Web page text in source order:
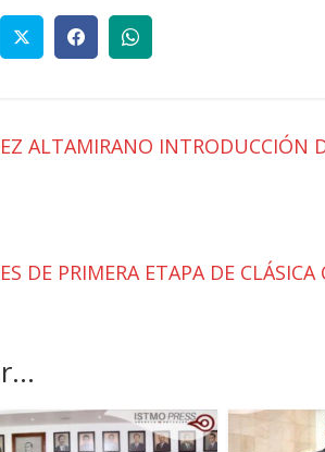
ALTAMIRANO INTRODUCCIÓN
DE PRIMERA ETAPA DE CLÁSICA